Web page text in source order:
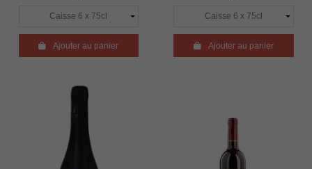
Ajouter au panier Ajouter au panier